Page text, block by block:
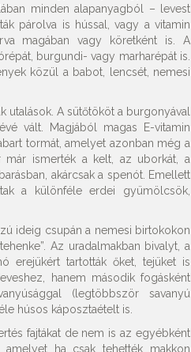
minden alapanyagból – levest
párolva is hússal, vagy a vitamin
magában vagy köretként is. A
burgundi- vagy marharépát is.
közül a babot, lencsét, nemesi
utalások. A sütőtököt a burgonyával
vált. Magjából magas E-vitamin
tormát, amelyet azonban még a
már ismerték a kelt, az uborkát, a
akárcsak a spenót. Emellett
a különféle erdei gyümölcsök,
ideig csupán a nemesi birtokokon
Az uradalmakban bivalyt, a
erejükért tartották őket, tejüket is
hanem második fogásként
(legtöbbször savanyú
húsos káposztaételt is.
fajtákat de nem is az egyébként
ha csak tehették makkon